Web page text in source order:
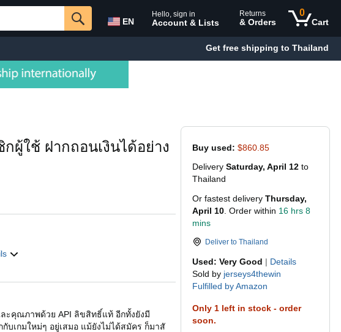
EN
Hello, sign in
Account & Lists
Returns
& Orders
0
Cart
Get free shipping to Thailand
Buy used: $860.85
Delivery Saturday, April 12 to
Thailand
Or fastest delivery Thursday,
April 10 . Order within 16 hrs 8
mins
Deliver to Thailand
Used: Very Good | Details
Sold by jerseys4thewin
Fulfilled by Amazon
Only 1 left in stock - order
soon.
ผู้ใช้ ฝากถอนเงินได้อย่าง
ะคุณภาพด้วย API ลิขสิทธิ์แท้ อีกทั้งยังมี
บเกมใหม่ๆ อยู่เสมอ แม้ยังไม่ได้สมัคร ก็มาสั